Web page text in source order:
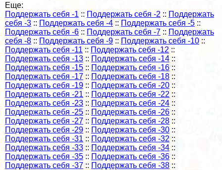
Еще:
Поддержать себя -1 :: Поддержать себя -2 :: Поддержать
себя -3 :: Поддержать себя -4 :: Поддержать себя -5 ::
Поддержать себя -6 :: Поддержать себя -7 :: Поддержать
себя -8 :: Поддержать себя -9 :: Поддержать себя -10 ::
Поддержать себя -11 :: Поддержать себя -12 ::
Поддержать себя -13 :: Поддержать себя -14 ::
Поддержать себя -15 :: Поддержать себя -16 ::
Поддержать себя -17 :: Поддержать себя -18 ::
Поддержать себя -19 :: Поддержать себя -20 ::
Поддержать себя -21 :: Поддержать себя -22 ::
Поддержать себя -23 :: Поддержать себя -24 ::
Поддержать себя -25 :: Поддержать себя -26 ::
Поддержать себя -27 :: Поддержать себя -28 ::
Поддержать себя -29 :: Поддержать себя -30 ::
Поддержать себя -31 :: Поддержать себя -32 ::
Поддержать себя -33 :: Поддержать себя -34 ::
Поддержать себя -35 :: Поддержать себя -36 ::
Поддержать себя -37 :: Поддержать себя -38 ::